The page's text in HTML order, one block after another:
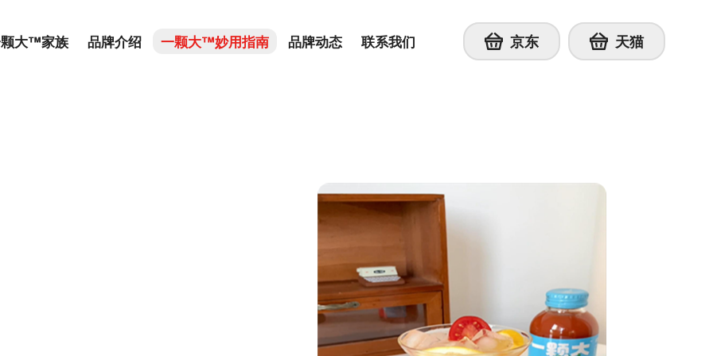
大™家族 品牌介绍 一颗大™妙用指南 品牌动态 联系我们 京东 天猫